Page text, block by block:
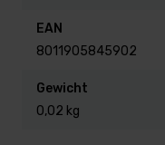
EAN
8011905845902
Gewicht
0,02 kg